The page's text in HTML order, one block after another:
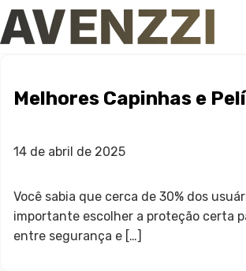
Melhores Capinhas e
14 de abril de 2025
Você sabia que cerca de 30% dos
importante escolher a proteção certa
entre segurança e […]